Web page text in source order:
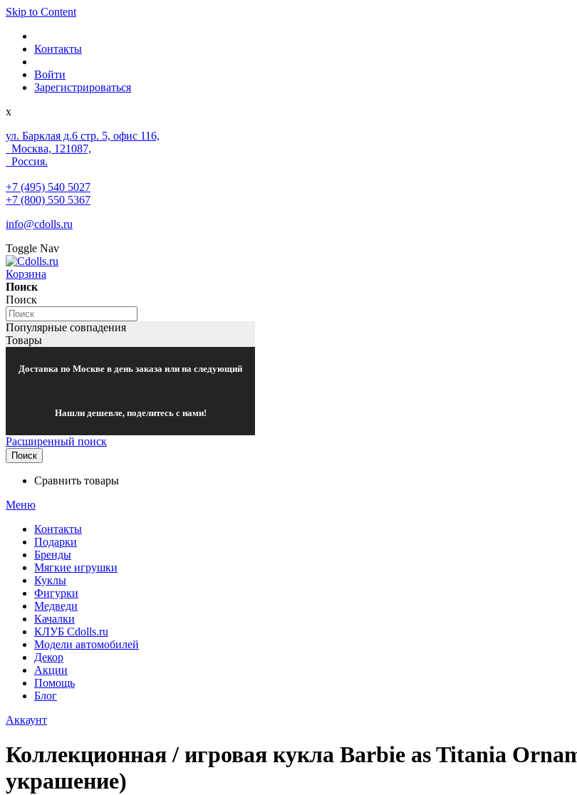
Skip to Content
Контакты
Войти
Зарегистрироваться
x
ул. Барклая д.6 стр. 5, офис 116,
Москва, 121087,
Россия.
+7 (495) 540 5027
+7 (800) 550 5367
info@cdolls.ru
Toggle Nav
Корзина
Поиск
Поиск
Популярные совпадения
Товары
Доставка по Москве в день заказа или на следующий
Нашли дешевле, поделитесь с нами!
Расширенный поиск
Поиск
Сравнить товары
Меню
Контакты
Подарки
Бренды
Мягкие игрушки
Куклы
Фигурки
Медведи
Качалки
КЛУБ Cdolls.ru
Модели автомобилей
Декор
Акции
Помощь
Блог
Аккаунт
Коллекционная / игровая кукла Barbie as Titania
украшение)